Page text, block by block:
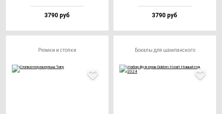
3790 руб 3790 руб
Рюмки и стопки Бокалы для шампанского